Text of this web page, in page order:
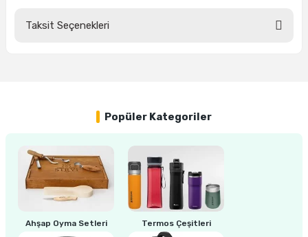
Makinası
Taksit Seçenekleri
Popüler Kategoriler
Ahşap Oyma Setleri Termos Çeşitleri